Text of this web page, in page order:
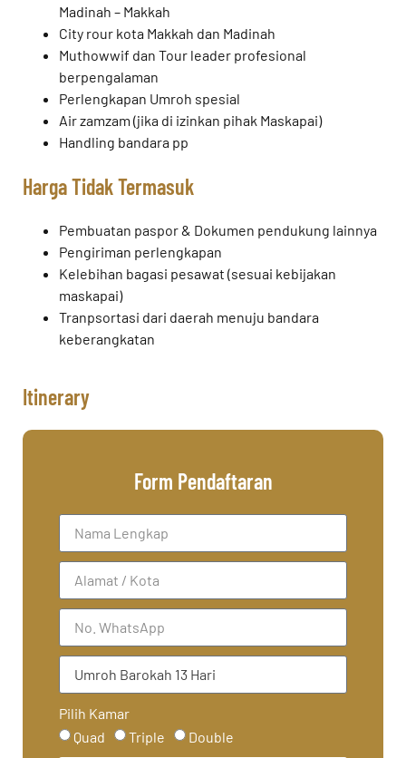
Madinah – Makkah
City rour kota Makkah dan Madinah
Muthowwif dan Tour leader profesional
berpengalaman
Perlengkapan Umroh spesial
Air zamzam (jika di izinkan pihak Maskapai)
Handling bandara pp
Harga Tidak Termasuk
Pembuatan paspor & Dokumen pendukung lainnya
Pengiriman perlengkapan
Kelebihan bagasi pesawat (sesuai kebijakan
maskapai)
Tranpsortasi dari daerah menuju bandara
keberangkatan
Itinerary
Form Pendaftaran
Pilih Kamar
Quad
Triple Double